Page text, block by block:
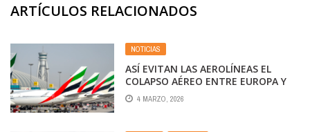
ARTÍCULOS RELACIONADOS
NOTICIAS
ASÍ EVITAN LAS AEROLÍNEAS EL
COLAPSO AÉREO ENTRE EUROPA Y
ASIA4 MARZO, 2026